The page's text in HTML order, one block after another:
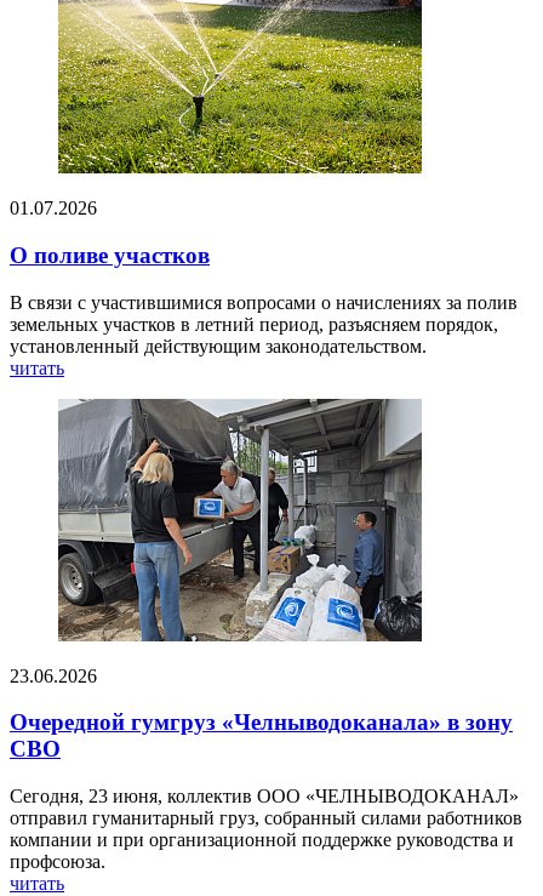
01.07.2026
О поливе участков
В связи с участившимися вопросами о начислениях за полив
земельных участков в летний период, разъясняем порядок,
установленный действующим законодательством.
читать
23.06.2026
Очередной гумгруз «Челныводоканала» в зону
СВО
Сегодня, 23 июня, коллектив ООО «ЧЕЛНЫВОДОКАНАЛ»
отправил гуманитарный груз, собранный силами работников
компании и при организационной поддержке руководства и
профсоюза.
читать